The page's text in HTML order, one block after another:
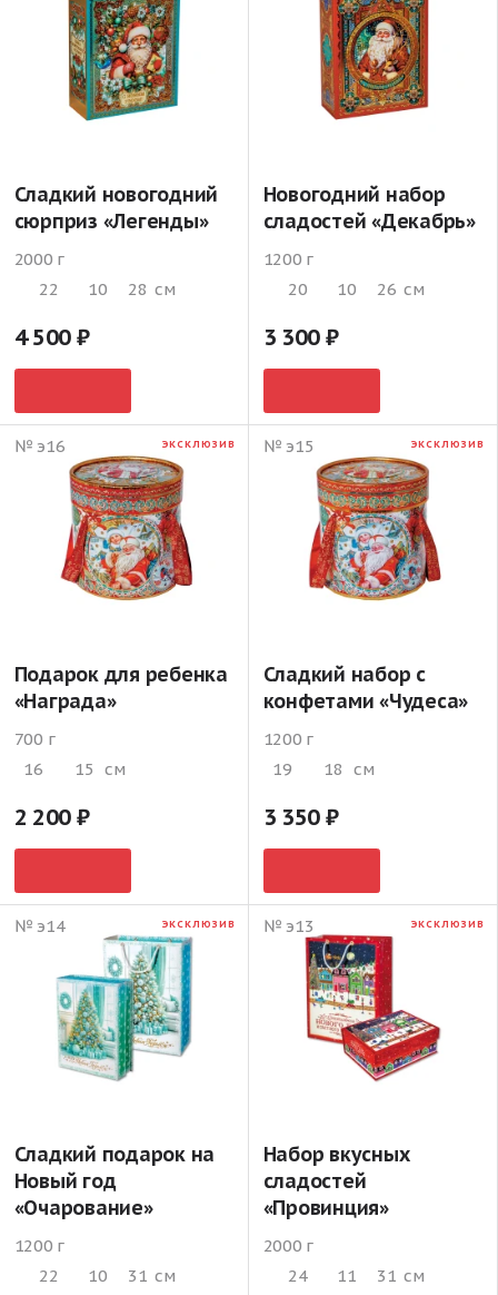
Сладкий новогодний
сюрприз «Легенды»
2000 г
22
10 28 см
4 500
Новогодний набор
сладостей «Декабрь»
1200 г
20
10 26 см
3 300
№ э16 ЭКСКЛЮЗИВ
Подарок для ребенка
«Награда»
700 г
16
15 см
2 200
№ э15 ЭКСКЛЮЗИВ
Сладкий набор с
конфетами «Чудеса»
1200 г
19
18 см
3 350
№ э14 ЭКСКЛЮЗИВ
Сладкий подарок на
Новый год
«Очарование»
1200 г
22
10 31 см
№ э13 ЭКСКЛЮЗИВ
Набор вкусных
сладостей
«Провинция»
2000 г
24
11 31 см